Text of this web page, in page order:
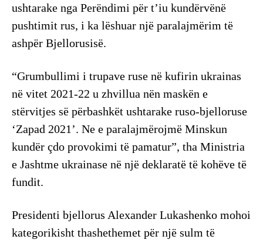
ushtarake nga Perëndimi për t’iu kundërvënë
pushtimit rus, i ka lëshuar një paralajmërim të
ashpër Bjellorusisë.
“Grumbullimi i trupave ruse në kufirin ukrainas
në vitet 2021-22 u zhvillua nën maskën e
stërvitjes së përbashkët ushtarake ruso-bjelloruse
‘Zapad 2021’. Ne e paralajmërojmë Minskun
kundër çdo provokimi të pamatur”, tha Ministria
e Jashtme ukrainase në një deklaratë të kohëve të
fundit.
Presidenti bjellorus Alexander Lukashenko mohoi
kategorikisht thashethemet për një sulm të